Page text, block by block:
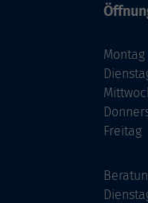
Montag
Freitag